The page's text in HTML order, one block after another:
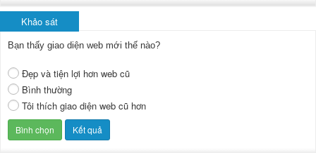
Khảo sát
Bạn thấy giao diện web mới thế nào?
Đẹp và tiện lợi hơn web cũ
Bình thường
Tôi thích giao diện web cũ hơn